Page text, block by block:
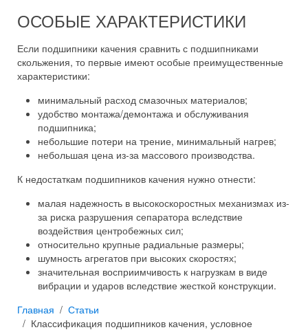
ОСОБЫЕ ХАРАКТЕРИСТИКИ
Если подшипники качения сравнить с подшипниками
скольжения, то первые имеют особые преимущественные
характеристики:
минимальный расход смазочных материалов;
удобство монтажа/демонтажа и обслуживания
подшипника;
небольшие потери на трение, минимальный нагрев;
небольшая цена из-за массового производства.
К недостаткам подшипников качения нужно отнести:
малая надежность в высокоскоростных механизмах из-
за риска разрушения сепаратора вследствие
воздействия центробежных сил;
относительно крупные радиальные размеры;
шумность агрегатов при высоких скоростях;
значительная восприимчивость к нагрузкам в виде
вибрации и ударов вследствие жесткой конструкции.
Главная
Статьи
Классификация подшипников качения, условное